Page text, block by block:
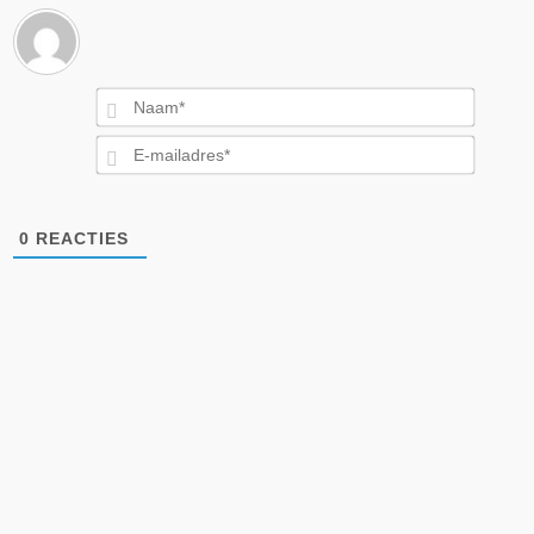
Naam*
E-
0 REACTIES